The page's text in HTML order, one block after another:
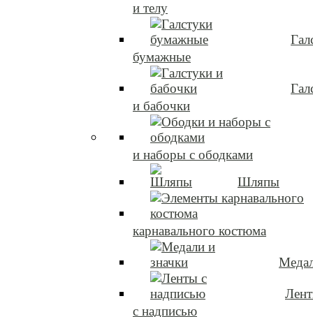
и телу
бумажные
и бабочки
и наборы с ободками
Шляпы
карнавального костюма
с надписью